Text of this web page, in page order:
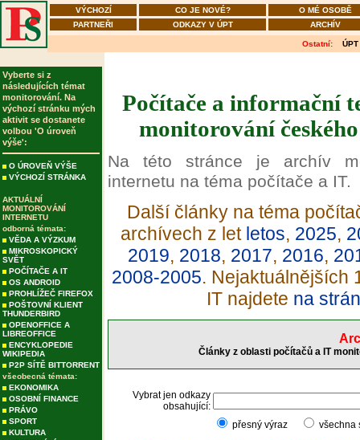
VÝCHOZÍ CO JE NOVÉ?
O MÉ OSOBĚ
PARTNEŘI
ODKAZY V ÚPT ARCHÍV
Ostatní: ÚPT
Vyberte si z
následujících témat
monitorování. Na
výchozí stránku mých
aktivit se dostanete
volbou 'O úroveň
výše':
O ÚROVEŇ VÝŠE
VÝCHOZÍ STRÁNKA
AKTUÁLNÍ
MONITOROVÁNÍ
INTERNETU
odborná témata:
VĚDA A VÝZKUM
MIKROSKOPICKÝ
SVĚT
POČÍTAČE A IT
OS ANDROID
PROHLÍŽEČ FIREFOX
POŠTOVNÍ KLIENT
THUNDERBIRD
OPENOFFICE A
LIBREOFFICE
ENCYKLOPEDIE
WIKIPEDIA
P2P SÍTĚ BITTORRENT
všeobecná témata:
EKONOMIKA
OSOBNÍ FINANCE
PRÁVO
SPORT
KULTURA
Počítače a informační
monitorování
Na této stránce je archív
internetu na téma počítače a IT.
Další články na téma
archívech z let letos, 2025,
2019, 2018, 2017, 2016,
2008-2005. Nejaktuálnějších
IT najdete na
Články z oblasti počítačů a IT
Vybrat jen odkazy
obsahující:
přesný výraz